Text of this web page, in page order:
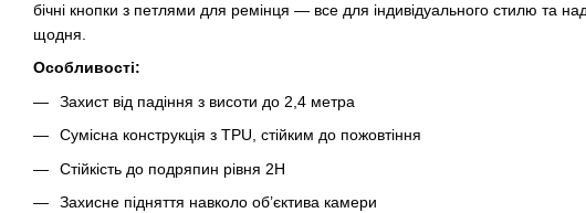
бічні кнопки з петлями для ремінця — все для індивідуального стилю та
щодня.
Особливості:
Захист від падіння з висоти до 2,4 метра
Сумісна конструкція з TPU, стійким до пожовтіння
Стійкість до подряпин рівня 2H
Захисне підняття навколо об’єктива камери